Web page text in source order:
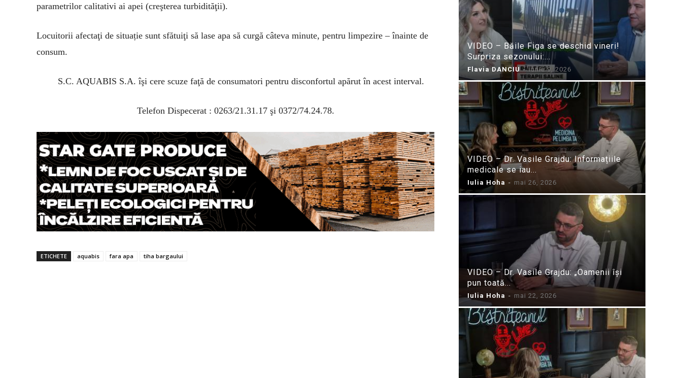
parametrilor calitativi ai apei (creşterea turbidităţii).
Locuitorii afectaţi de situație sunt sfătuiţi să lase apa să curgă câteva minute, pentru limpezire – înainte de
consum.
S.C. AQUABIS S.A. îşi cere scuze faţă de consumatori pentru disconfortul apărut în acest interval.
Telefon Dispecerat : 0263/21.31.17 şi 0372/74.24.78.
ETICHETE aquabis fara apa tiha bargaului
VIDEO – Băile Figa se deschid vineri!
Surpriza sezonului:...
Flavia DANCIU - iunie 9, 2026
VIDEO – Dr. Vasile Grajdu: Informațiile
medicale se iau...
Iulia Hoha - mai 26, 2026
VIDEO – Dr. Vasile Grajdu: „Oamenii își
pun toată...
Iulia Hoha - mai 22, 2026